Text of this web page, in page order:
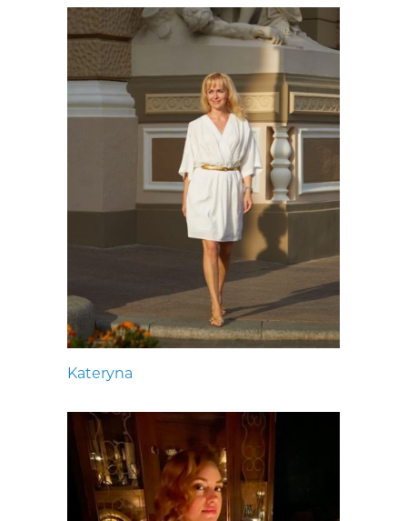
Kateryna